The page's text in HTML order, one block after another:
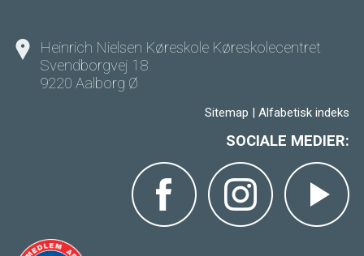
Heinrich Nielsen Køreskole Køreskolecentret
Svendborgvej 18
9220 Aalborg Ø
Sitemap | Alfabetisk indeks
SOCIALE MEDIER: